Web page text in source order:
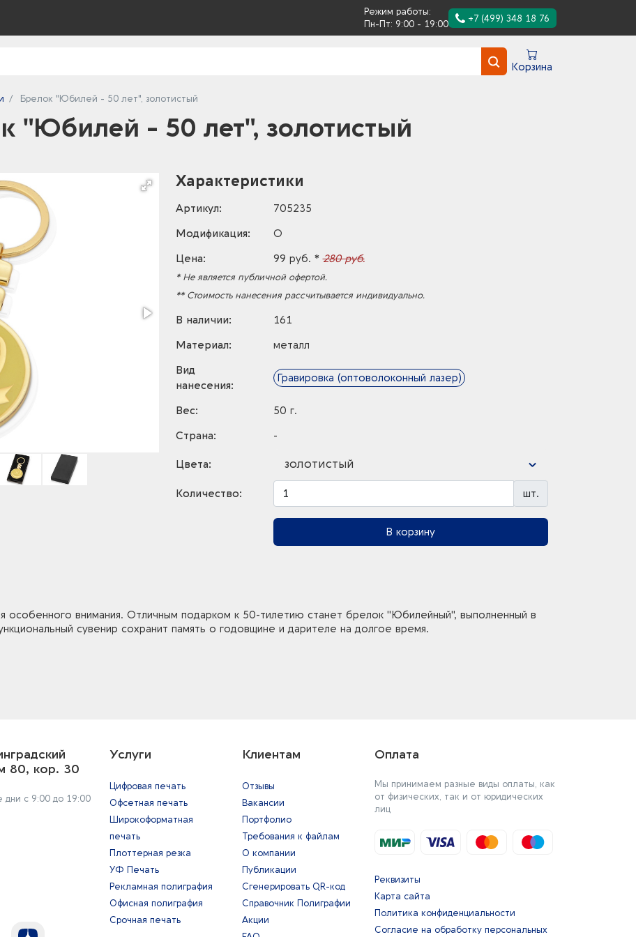
Режим работы:
Пн-Пт: 9:00 - 19:00
+7 (499) 348 18 76
Корзина
Брелок "Юбилей - 50 лет", золотистый
"Юбилей - 50 лет", золотистый
Характеристики
Артикул:
705235
Модификация:
O
Цена:
99 руб. *280 руб.
* Не является публичной офертой.
** Стоимость нанесения рассчитывается индивидуально.
В наличии:
161
Материал:
металл
Вид
нанесения:
Гравировка (оптоволоконный лазер)
Вес:
50 г.
Страна:
-
Цвета: золотистый
Количество: шт.
В корзину
особенного внимания. Отличным подарком к 50-тилетию станет брелок "Юбилейный", выполненный в
сувенир сохранит память о годовщине и дарителе на долгое время.
80, кор. 30
дни с 9:00 до 19:00
Услуги
Цифровая печать
Офсетная печать
Широкоформатная
печать
Плоттерная резка
УФ Печать
Рекламная полиграфия
Офисная полиграфия
Срочная печать
Клиентам
Отзывы
Вакансии
Портфолио
Требования к файлам
О компании
Публикации
Сгенерировать QR-код
Справочник Полиграфии
Акции
Оплата
Мы принимаем разные виды оплаты, как
от физических, так и от юридических
лиц
Реквизиты
Карта сайта
Политика конфиденциальности
Согласие на обработку персональных